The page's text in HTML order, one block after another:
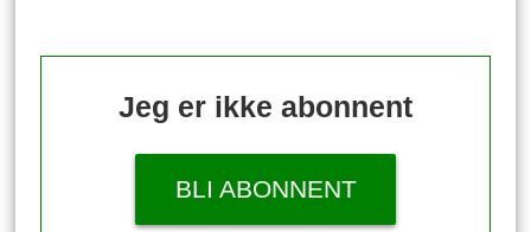
Jeg er ikke abonnent
BLI ABONNENT